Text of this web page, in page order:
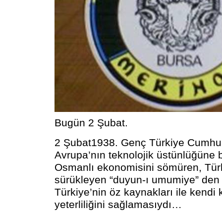
Bugün 2 Şubat.
2 Şubat1938. Genç Türkiye
Avrupa’nın teknolojik üstünlüğüne
Osmanlı ekonomisini sömüren,
sürükleyen “duyun-ı umumiye”
Türkiye’nin öz kaynakları ile kendi
yeterliliğini sağlamasıydı…